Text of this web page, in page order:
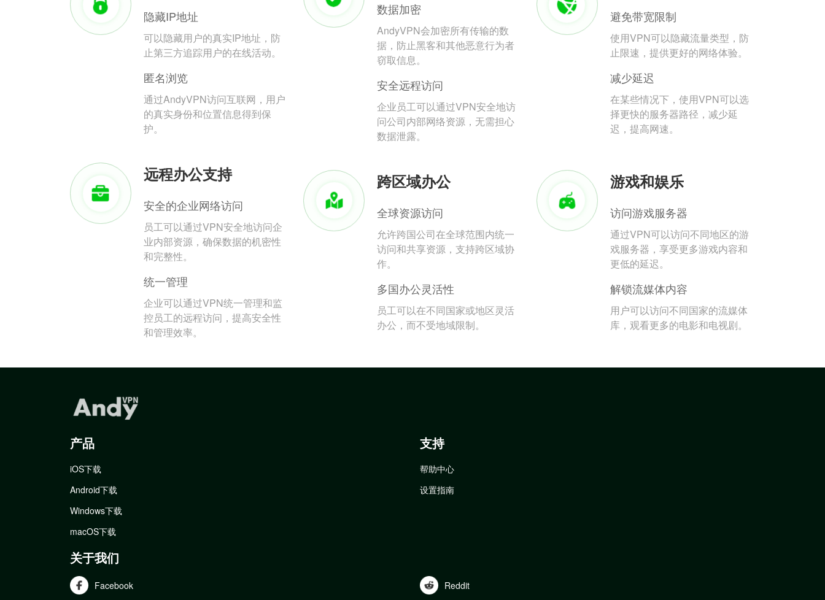
隐藏IP地址
可以隐藏用户的真实IP地址，防
止第三方追踪用户的在线活动。
匿名浏览
通过AndyVPN访问互联网，用户
的真实身份和位置信息得到保
护。
数据加密
AndyVPN会加密所有传输的数
据，防止黑客和其他恶意行为者
窃取信息。
安全远程访问
企业员工可以通过VPN安全地访
问公司内部网络资源，无需担心
数据泄露。
避免带宽限制
使用VPN可以隐藏流量类型，防
止限速，提供更好的网络体验。
减少延迟
在某些情况下，使用VPN可以选
择更快的服务器路径，减少延
迟，提高网速。
远程办公支持
安全的企业网络访问
员工可以通过VPN安全地访问企
业内部资源，确保数据的机密性
和完整性。
统一管理
企业可以通过VPN统一管理和监
控员工的远程访问，提高安全性
和管理效率。
跨区域办公
全球资源访问
允许跨国公司在全球范围内统一
访问和共享资源，支持跨区域协
作。
多国办公灵活性
员工可以在不同国家或地区灵活
办公，而不受地域限制。
游戏和娱乐
访问游戏服务器
通过VPN可以访问不同地区的游
戏服务器，享受更多游戏内容和
更低的延迟。
解锁流媒体内容
用户可以访问不同国家的流媒体
库，观看更多的电影和电视剧。
产品
iOS下载
Android下载
Windows下载
macOS下载
支持
帮助中心
设置指南
关于我们
Facebook Reddit